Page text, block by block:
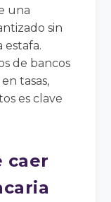
una
sin
estafa.
de bancos
tasas,
es clave
caer